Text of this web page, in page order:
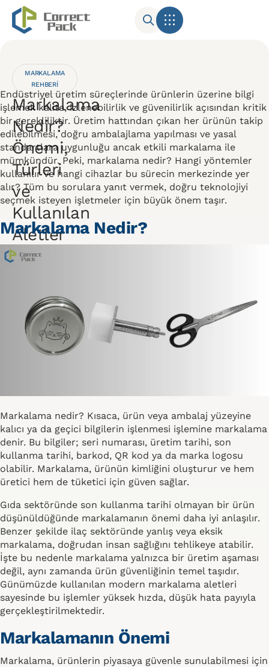
MARKALAMA
REHBERI
Markalama
Nedir?
Önemi,
Türleri
ve
Kullanılan
Aletler
Endüstriyel üretim süreçlerinde ürünlerin üzerine bilgi
işlemek kalite, izlenebilirlik ve güvenilirlik açısından kritik
bir gerekliliktir. Üretim hattından çıkan her ürünün takip
edilebilmesi, doğru ambalajlama yapılması ve yasal
standartlara uygunluğu ancak etkili markalama ile
mümkündür. Peki, markalama nedir? Hangi yöntemler
kullanılır ve hangi cihazlar bu sürecin merkezinde yer
alır? Tüm bu sorulara yanıt vermek, doğru teknolojiyi
seçmek isteyen işletmeler için büyük önem taşır.
Markalama Nedir?
Markalama nedir? Kısaca, ürün veya ambalaj yüzeyine
kalıcı ya da geçici bilgilerin işlenmesi işlemine markalama
denir. Bu bilgiler; seri numarası, üretim tarihi, son
kullanma tarihi, barkod, QR kod ya da marka logosu
olabilir. Markalama, ürünün kimliğini oluşturur ve hem
üretici hem de tüketici için güven sağlar.
Gıda sektöründe son kullanma tarihi olmayan bir ürün
düşünüldüğünde markalamanın önemi daha iyi anlaşılır.
Benzer şekilde ilaç sektöründe yanlış veya eksik
markalama, doğrudan insan sağlığını tehlikeye atabilir.
İşte bu nedenle markalama yalnızca bir üretim aşaması
değil, aynı zamanda ürün güvenliğinin temel taşıdır.
Günümüzde kullanılan modern markalama aletleri
sayesinde bu işlemler yüksek hızda, düşük hata payıyla
gerçekleştirilmektedir.
Markalamanın Önemi
Markalama, ürünlerin piyasaya güvenle sunulabilmesi için